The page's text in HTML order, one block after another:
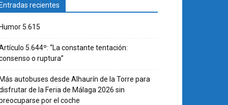
recientes
5.615
5.644º: “La constante tentación:
o ruptura”
autobuses desde Alhaurín de la Torre para
de la Feria de Málaga 2026 sin
por el coche